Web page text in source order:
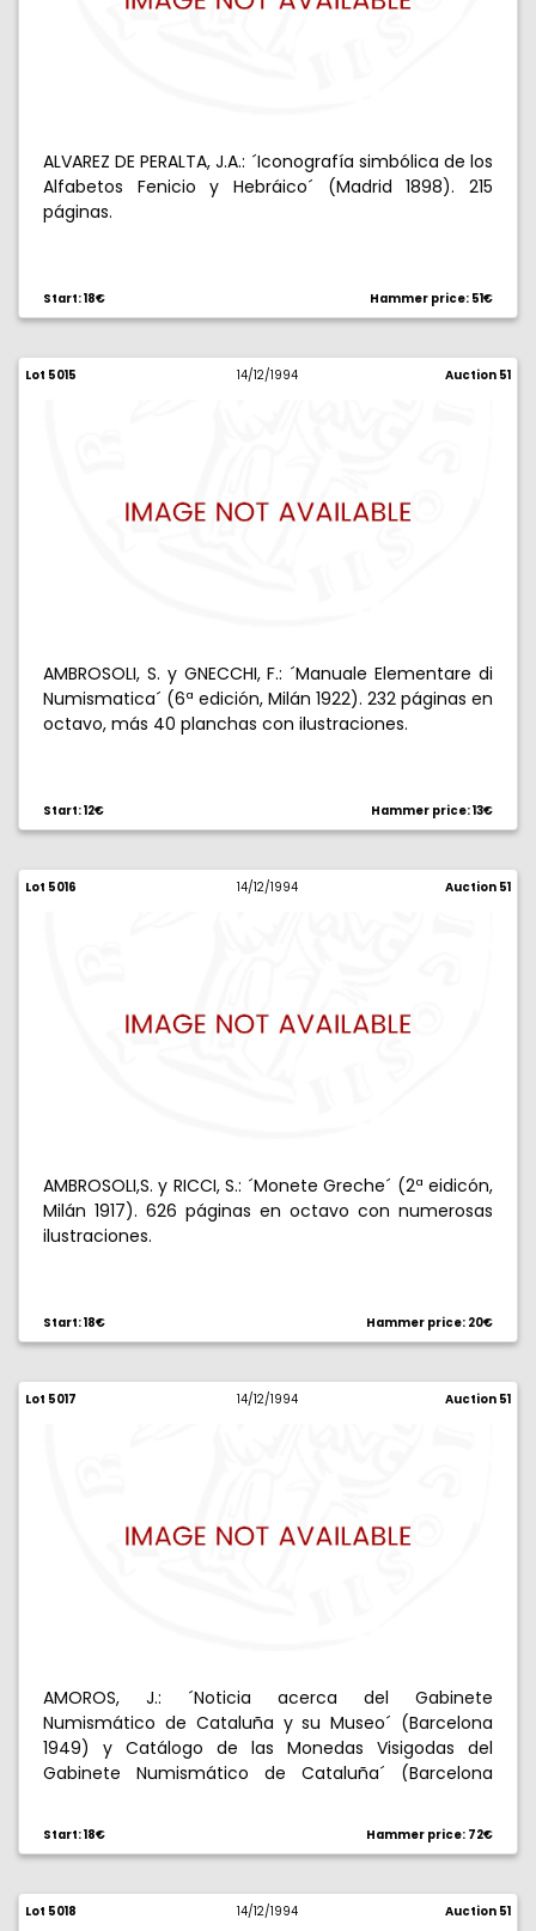
ALVAREZ DE PERALTA, J.A.: ´Iconografía simbólica de los
Alfabetos Fenicio y Hebráico´ (Madrid 1898). 215
páginas.
Start: 18€ Hammer price: 51€
Lot 5015 14/12/1994 Auction 51
AMBROSOLI, S. y GNECCHI, F.: ´Manuale Elementare di
Numismatica´ (6ª edición, Milán 1922). 232 páginas en
octavo, más 40 planchas con ilustraciones.
Start: 12€ Hammer price: 13€
Lot 5016 14/12/1994 Auction 51
AMBROSOLI,S. y RICCI, S.: ´Monete Greche´ (2ª eidicón,
Milán 1917). 626 páginas en octavo con numerosas
ilustraciones.
Start: 18€ Hammer price: 20€
Lot 5017 14/12/1994 Auction 51
AMOROS, J.: ´Noticia acerca del Gabinete
Numismático de Cataluña y su Museo´ (Barcelona
1949) y Catálogo de las Monedas Visigodas del
Gabinete Numismático de Cataluña´ (Barcelona
Start: 18€ Hammer price: 72€
Lot 5018 14/12/1994 Auction 51